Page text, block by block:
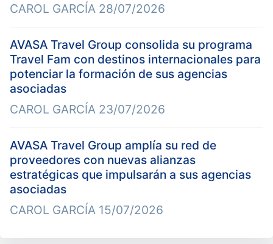
CAROL GARCÍA 28/07/2026
AVASA Travel Group consolida su programa
Travel Fam con destinos internacionales para
potenciar la formación de sus agencias
asociadas
CAROL GARCÍA 23/07/2026
AVASA Travel Group amplía su red de
proveedores con nuevas alianzas
estratégicas que impulsarán a sus agencias
asociadas
CAROL GARCÍA 15/07/2026